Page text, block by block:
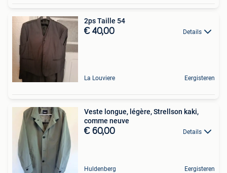
2ps Taille 54
€ 40,00 Details
La Louviere Eergisteren
Veste longue, légère, Strellson kaki,
comme neuve
€ 60,00 Details
Huldenberg Eergisteren